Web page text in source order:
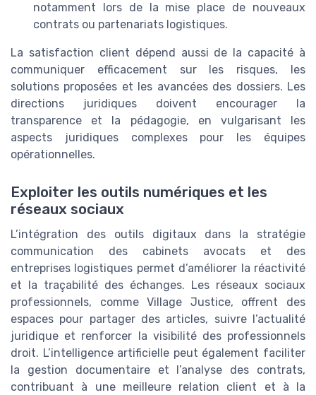
notamment lors de la mise place de nouveaux
contrats ou partenariats logistiques.
La satisfaction client dépend aussi de la capacité à
communiquer efficacement sur les risques, les
solutions proposées et les avancées des dossiers. Les
directions juridiques doivent encourager la
transparence et la pédagogie, en vulgarisant les
aspects juridiques complexes pour les équipes
opérationnelles.
Exploiter les outils numériques et les
réseaux sociaux
L’intégration des outils digitaux dans la stratégie
communication des cabinets avocats et des
entreprises logistiques permet d’améliorer la réactivité
et la traçabilité des échanges. Les réseaux sociaux
professionnels, comme Village Justice, offrent des
espaces pour partager des articles, suivre l’actualité
juridique et renforcer la visibilité des professionnels
droit. L’intelligence artificielle peut également faciliter
la gestion documentaire et l’analyse des contrats,
contribuant à une meilleure relation client et à la